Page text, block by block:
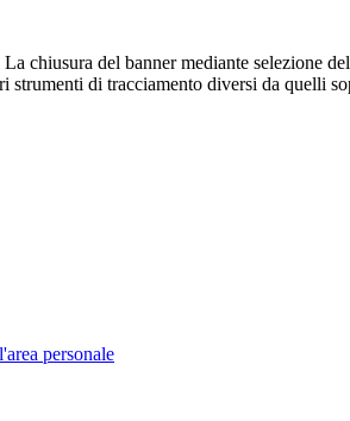
chiusura del banner mediante selezione
strumenti di tracciamento diversi da quelli
personale